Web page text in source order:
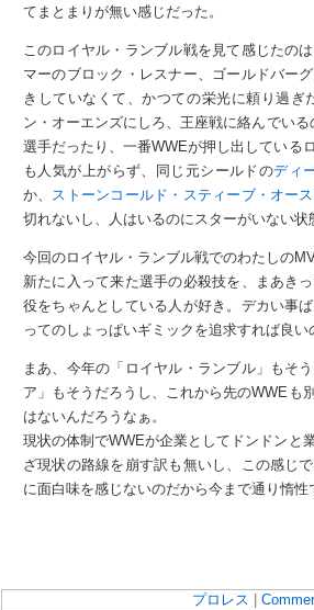
てまとまりが無い感じだった。
このロイヤル・ランブル戦を見て感じたの
マーのブロック・レスナー、ゴールドバー
きしていなくて、かつての栄光に頼り過
ン・オーエンズにしろ、王座戦に絡んでい
選手だったり、一番WWEが押し出している
も人気が上がらず、同じ元シールドのディ
か、
ストーンコールド・スティーブ・オー
切れないし、人はいるのにスターがいない状
今回のロイヤル・ランブル戦でのわたしの
新たに入って来た選手の必殺技を、まあき
役をちゃんとしている人が好き。デカい事
ってのしょっぱいギミックを追求すれば良い
まあ、今年の「ロイヤル・ランブル」もそ
ア」もそうだろうし、これから先のWWEも
はないんだろうなぁ。
現状の体制でWWEが企業としてドンドンと
ざ現状の路線を崩す訳も無いし、この感じ
に面白味を感じないのだから今まで通り惰性
プロレス